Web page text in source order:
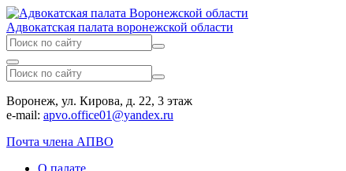
Адвокатская палата воронежской области
Воронеж, ул. Кирова, д. 22, 3 этаж
e-mail: apvo.office01@yandex.ru
Почта члена АПВО
О палате